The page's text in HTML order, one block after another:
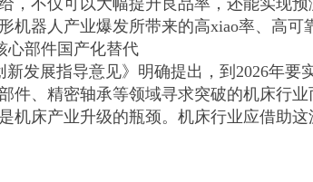
机器人产业爆发所带来的高xiao率、高可
心部件国产化替代
发展指导意见》明确提出，到2026年
件、精密轴承等领域寻求突破的机床行
机床产业升级的瓶颈。机床行业应借助